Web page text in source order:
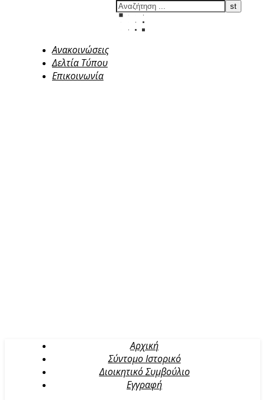
Ανακοινώσεις
Δελτία Τύπου
Επικοινωνία
Αρχική
Σύντομο Ιστορικό
Διοικητικό Συμβούλιο
Εγγραφή